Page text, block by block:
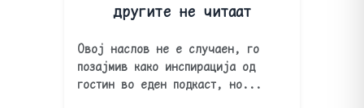
другите не читаат
Овој наслов не е случаен, го
позајмив како инспирација од
гостин во еден подкаст, но...